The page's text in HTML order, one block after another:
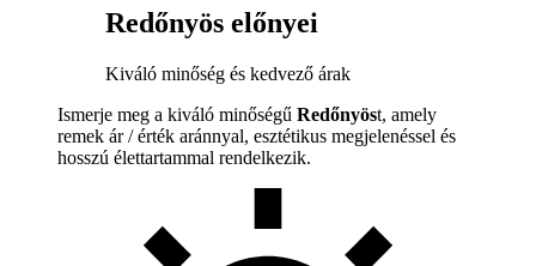
Redőnyös előnyei
Kiváló minőség és kedvező árak
Ismerje meg a kiváló minőségű Redőnyöst, amely
remek ár / érték aránnyal, esztétikus megjelenéssel és
hosszú élettartammal rendelkezik.